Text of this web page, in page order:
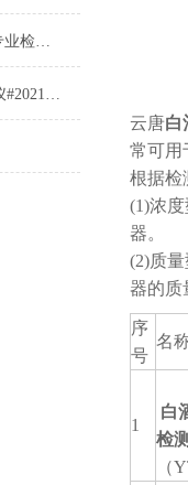
测土仪@【完整版本】@专业检测土壤的仪器仪表
高智能土壤养分快速检测仪#2021【土壤养分检测专用仪器仪表】
云唐白
常可用
根据检
(1)浓
器。
(2)质
器的质
序
号
名
1
白
检
（